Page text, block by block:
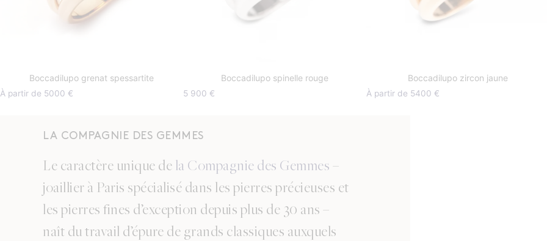
Boccadilupo grenat spessartite
À partir de 5000 €
Boccadilupo spinelle rouge
5 900 €
Boccadilupo zircon jaune
À partir de 5400 €
LA COMPAGNIE DES GEMMES
Le caractère unique de la Compagnie des Gemmes –
joaillier à Paris spécialisé dans les pierres précieuses et
les pierres fines d’exception depuis plus de 30 ans –
naît du travail d’épure de grands classiques auxquels